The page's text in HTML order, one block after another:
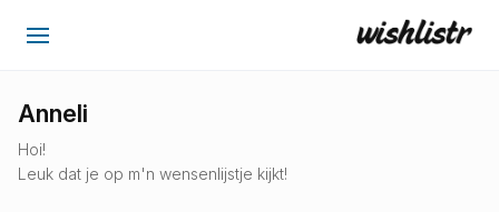
Anneli
Hoi!
Leuk dat je op m'n wensenlijstje kijkt!